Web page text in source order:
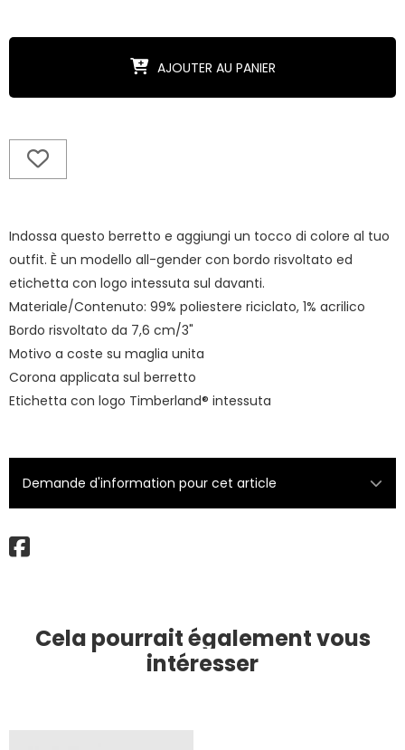
AJOUTER AU PANIER
Indossa questo berretto e aggiungi un tocco di colore al tuo
outfit. È un modello all-gender con bordo risvoltato ed
etichetta con logo intessuta sul davanti.
Materiale/Contenuto: 99% poliestere riciclato, 1% acrilico
Bordo risvoltato da 7,6 cm/3"
Motivo a coste su maglia unita
Corona applicata sul berretto
Etichetta con logo Timberland® intessuta
Demande d'information pour cet article
Cela pourrait également vous
intéresser